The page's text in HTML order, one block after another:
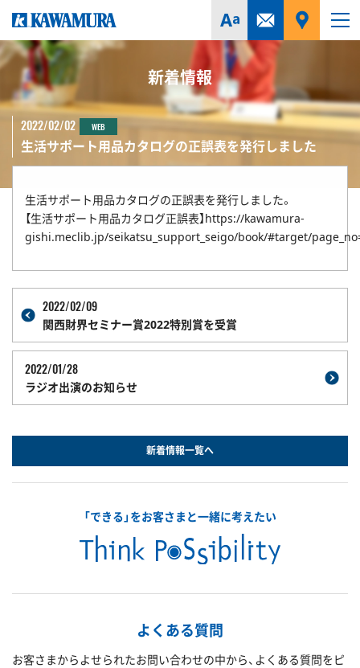
新着情報
2022/02/02 WEB
生活サポート用品カタログの正誤表を発行しました
生活サポート用品カタログの正誤表を発行しました。
【生活サポート用品カタログ正誤表】https://kawamura-
gishi.meclib.jp/seikatsu_support_seigo/book/#target/
2022/02/09
関西財界セミナー賞2022特別賞を受賞
2022/01/28
ラジオ出演のお知らせ
新着情報一覧へ
「できる」をお客さまと一緒に考えたい
よくある質問
お客さまからよせられたお問い合わせの中から、よくある質問をピ